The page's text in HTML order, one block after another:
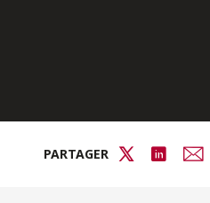
PARTAGER